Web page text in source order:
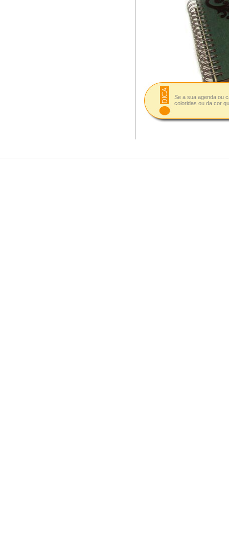
Se a sua agenda ou
coloridas ou da cor